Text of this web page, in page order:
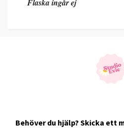
Flaska ingår ej
Behöver du hjälp? Skicka ett